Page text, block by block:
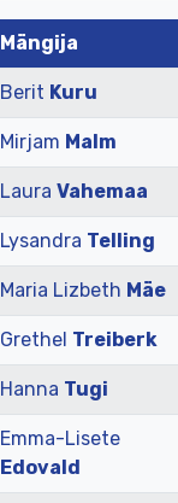
Mängija
Berit Kuru
Mirjam Malm
Laura Vahemaa
Lysandra Telling
Maria Lizbeth Mäe
Grethel Treiberk
Hanna Tugi
Emma-Lisete
Edovald